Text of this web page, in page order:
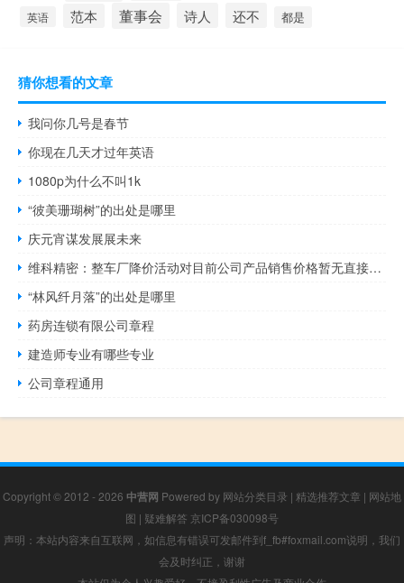
英语 范本 董事会 诗人 还不 都是
猜你想看的文章
我问你几号是春节
你现在几天才过年英语
1080p为什么不叫1k
“彼美珊瑚树”的出处是哪里
庆元宵谋发展展未来
维科精密：整车厂降价活动对目前公司产品销售价格暂无直接影响
“林风纤月落”的出处是哪里
药房连锁有限公司章程
建造师专业有哪些专业
公司章程通用
Copyright © 2012 - 2026 中营网 Powered by 网站分类目录 | 精选推荐文章 | 网站地
图 | 疑难解答 京ICP备030098号
声明：本站内容来自互联网，如信息有错误可发邮件到f_fb#foxmail.com说明，我们
会及时纠正，谢谢